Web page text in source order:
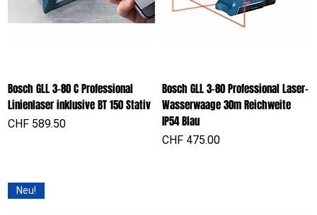
Bosch GLL 3-80 C Professional
Linienlaser inklusive BT 150 Stativ
Preis
CHF 589.50
Bosch GLL 3-80 Professional Laser-
Wasserwaage 30m Reichweite
IP54 Blau
Preis
CHF 475.00
Neu!